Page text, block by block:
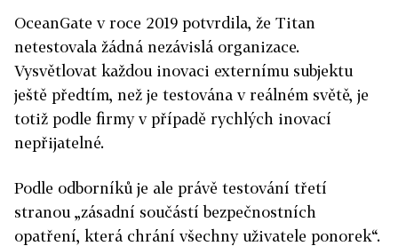
OceanGate v roce 2019 potvrdila, že Titan
netestovala žádná nezávislá organizace.
Vysvětlovat každou inovaci externímu subjektu
ještě předtím, než je testována v reálném světě, je
totiž podle firmy v případě rychlých inovací
nepřijatelné.
Podle odborníků je ale právě testování třetí
stranou „zásadní součástí bezpečnostních
opatření, která chrání všechny uživatele ponorek“.